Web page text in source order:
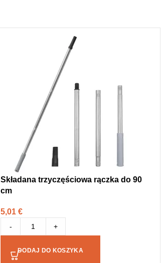
Składana trzyczęściowa rączka do 90
cm
5,01 €
- +
DODAJ DO KOSZYKA